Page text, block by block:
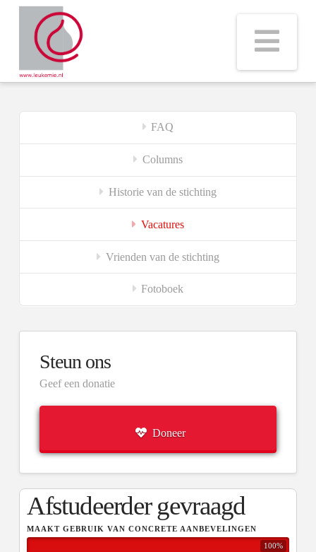
FAQ
Columns
Historie van de stichting
Vacatures
Vrienden van de stichting
Fotoboek
Steun ons
Geef een donatie
Doneer
Afstudeerder gevraagd
MAAKT GEBRUIK VAN CONCRETE AANBEVELINGEN
100%